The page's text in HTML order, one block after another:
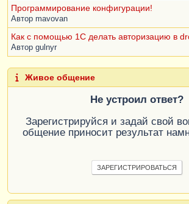
Программирование конфигурации!
Автор mavovan
Как с помощью 1С делать авторизацию в
Автор gulnyr
Живое общение
Не устроил ответ?
Зарегистрируйся и задай свой
общение приносит результат
ЗАРЕГИСТРИРОВАТЬСЯ